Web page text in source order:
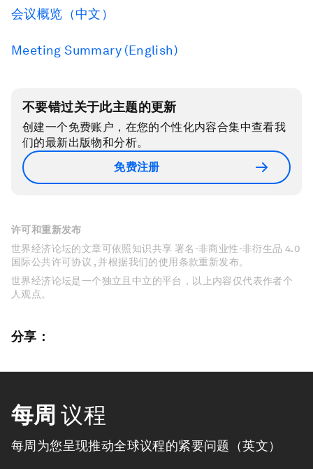
会议概览（中文）
Meeting Summary (English)
不要错过关于此主题的更新
创建一个免费账户，在您的个性化内容合集中查看我
们的最新出版物和分析。
免费注册
许可和重新发布
世界经济论坛的文章可依照知识共享 署名-非商业性-非衍生品 4.0
国际公共许可协议 , 并根据我们的使用条款重新发布。
世界经济论坛是一个独立且中立的平台，以上内容仅代表作者个
人观点。
分享：
每周 议程
每周为您呈现推动全球议程的紧要问题（英文）